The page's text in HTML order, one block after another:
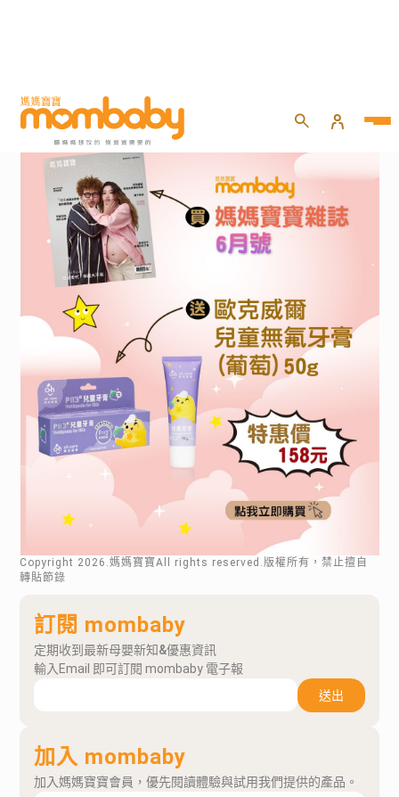
Copyright 2026 .媽媽寶寶All rights reserved.版權所有，禁止擅自
轉貼節錄
訂閱 mombaby
定期收到最新母嬰新知&優惠資訊
輸入Email 即可訂閱 mombaby 電子報
送出
加入 mombaby
加入媽媽寶寶會員，優先閱讀體驗與試用我們提供的產品。